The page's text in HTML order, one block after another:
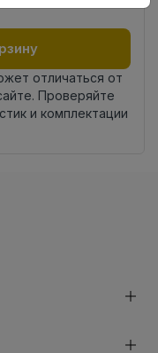
отличаться от
Проверяйте
и комплектации